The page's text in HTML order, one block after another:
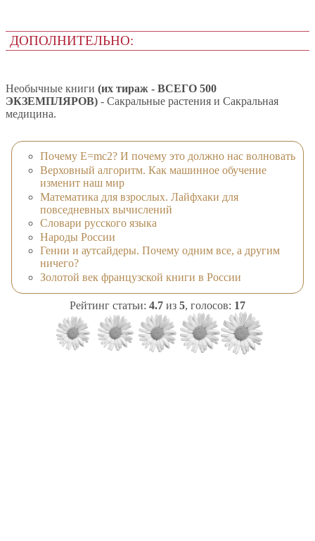
ДОПОЛНИТЕЛЬНО:
Необычные книги (их тираж - ВСЕГО 500
ЭКЗЕМПЛЯРОВ) - Сакральные растения и Сакральная
медицина.
Почему E=mc2? И почему это должно нас волновать
Верховный алгоритм. Как машинное обучение
изменит наш мир
Математика для взрослых. Лайфхаки для
повседневных вычислений
Словари русского языка
Народы России
Гении и аутсайдеры. Почему одним все, а другим
ничего?
Золотой век французской книги в России
Рейтинг статьи: 4.7 из 5, голосов: 17